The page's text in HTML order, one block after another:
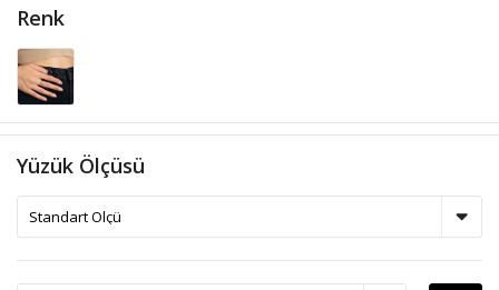
Renk
Yüzük Ölçüsü